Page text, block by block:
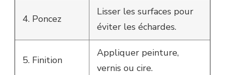
4. Poncez
Lisser les surfaces pour
éviter les échardes.
5. Finition
Appliquer peinture,
vernis ou cire.